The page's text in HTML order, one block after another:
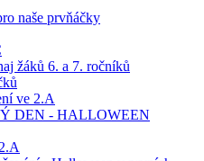
naše prvňáčky
žáků 6. a 7. ročníků
ve 2.A
DEN - HALLOWEEN